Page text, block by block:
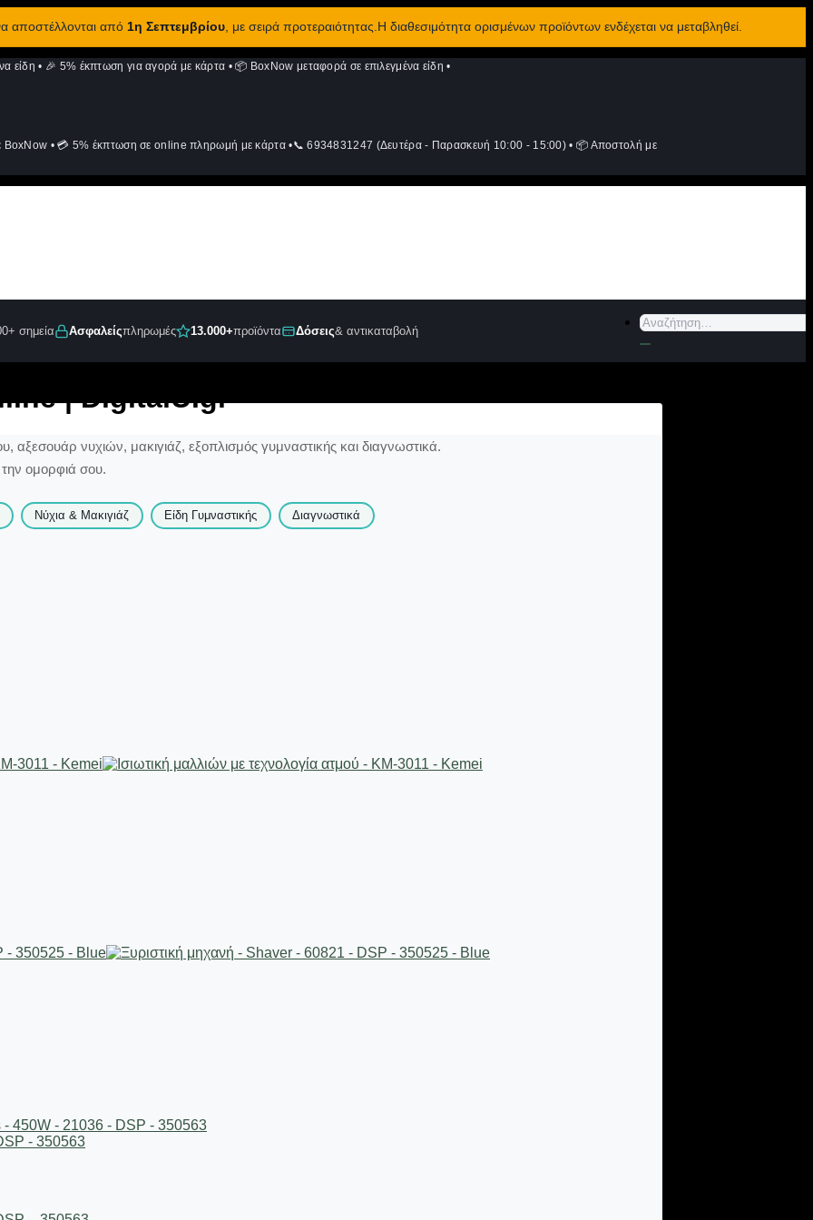
αποστέλλονται από 1η Σεπτεμβρίου, με σειρά προτεραιότητας.Η διαθεσιμότητα ορισμένων προϊόντων ενδέχεται να μεταβληθεί.
είδη • 🎉 5% έκπτωση για αγορά με κάρτα • 📦 BoxNow μεταφορά σε επιλεγμένα είδη •
BoxNow • 💳 5% έκπτωση σε online πληρωμή με κάρτα •📞 6934831247 (Δευτέρα - Παρασκευή 10:00 - 15:00) • 📦 Αποστολή με
σημεία Ασφαλείςπληρωμές 13.000+προϊόντα Δόσεις& αντικαταβολή
Αναζήτηση
| DigitalU.gr
αξεσουάρ νυχιών, μακιγιάζ, εξοπλισμός γυμναστικής και διαγνωστικά.
την ομορφιά σου.
Νύχια & Μακιγιάζ Είδη Γυμναστικής Διαγνωστικά